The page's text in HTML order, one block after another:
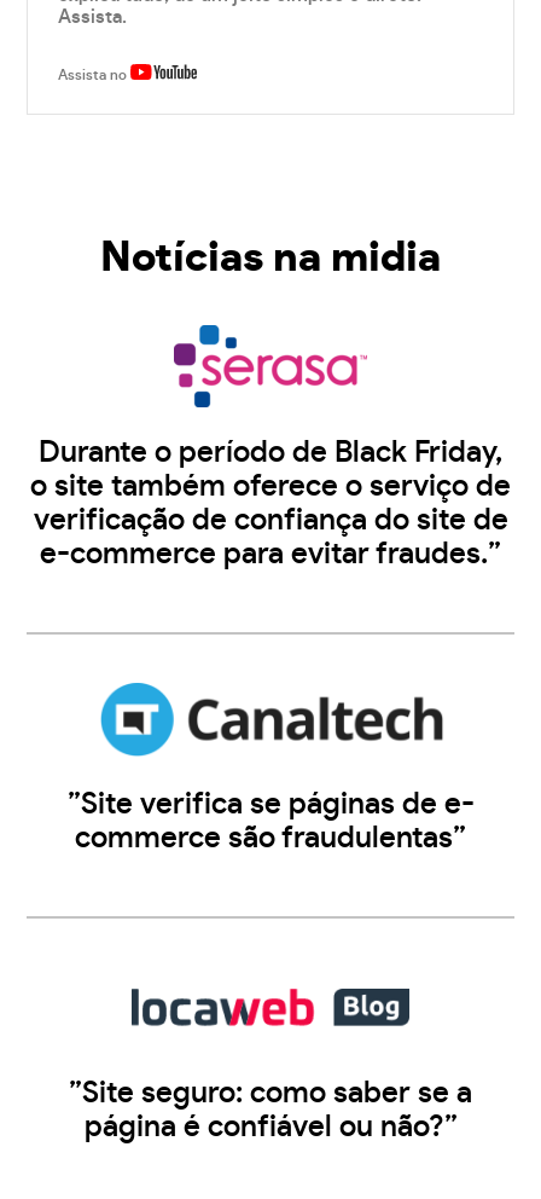
Assista.
Assista no
Notícias na midia
Durante o período de Black Friday,
o site também oferece o serviço de
verificação de confiança do site de
e-commerce para evitar fraudes.”
”Site verifica se páginas de e-
commerce são fraudulentas”
”Site seguro: como saber se a
página é confiável ou não?”